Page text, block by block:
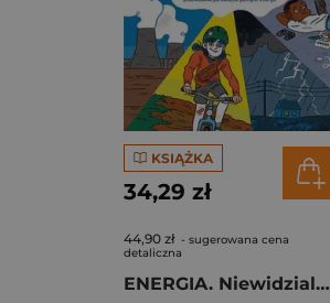
KSIĄŻKA
34,29 zł
44,90 zł - sugerowana cena
detaliczna
ENERGIA. Niewidzialna, niezbędna i wszechobecna. Przewodnik po świecie pełnym energii.